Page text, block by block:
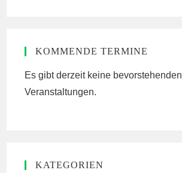
KOMMENDE TERMINE
Es gibt derzeit keine bevorstehenden
Veranstaltungen.
KATEGORIEN